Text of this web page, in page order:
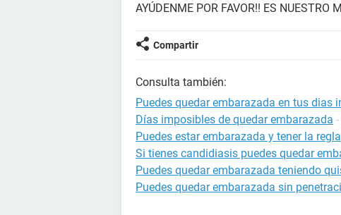
AYÚDENME POR FAVOR!! ES NUESTRO
Compartir
Consulta también:
Puedes quedar embarazada en tus dias
Días imposibles de quedar embarazada -
Puedes estar embarazada y tener la regla
Si tienes candidiasis puedes quedar
Puedes quedar embarazada teniendo
Puedes quedar embarazada sin